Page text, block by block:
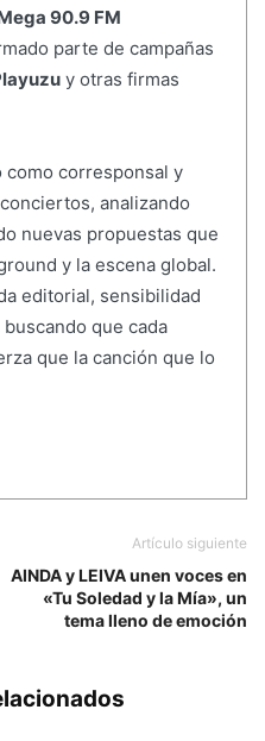
90.9 FM
parte de campañas
y otras firmas
como corresponsal y
analizando
nuevas propuestas que
y la escena global.
editorial, sensibilidad
que cada
que la canción que lo
Artículo siguiente
AINDA y LEIVA unen voces en
«Tu Soledad y la Mía», un
tema lleno de emoción